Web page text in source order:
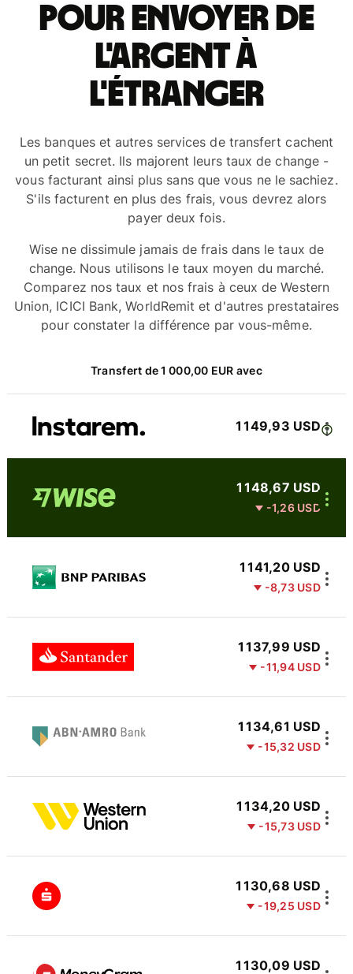
pour envoyer de
l'argent à
l'étranger
Les banques et autres services de transfert cachent
un petit secret. Ils majorent leurs taux de change -
vous facturant ainsi plus sans que vous ne le sachiez.
S'ils facturent en plus des frais, vous devrez alors
payer deux fois.
Wise ne dissimule jamais de frais dans le taux de
change. Nous utilisons le taux moyen du marché.
Comparez nos taux et nos frais à ceux de Western
Union, ICICI Bank, WorldRemit et d'autres prestataires
pour constater la différence par vous-même.
Transfert de 1 000,00 EUR avec
1 149,93 USD
1 148,67 USD
-1,26 USD
1 141,20 USD
-8,73 USD
1 137,99 USD
-11,94 USD
1 134,61 USD
-15,32 USD
1 134,20 USD
-15,73 USD
1 130,68 USD
-19,25 USD
1 130,09 USD